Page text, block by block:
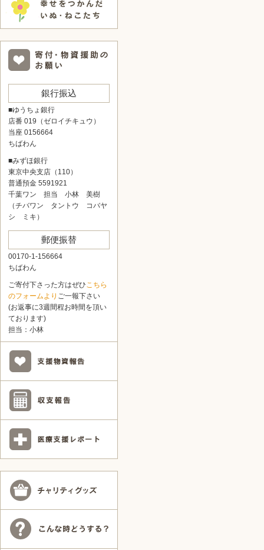
銀行振込
■ゆうちょ銀行
店番 019（ゼロイチキュウ）
当座 0156664
ちばわん
■みずほ銀行
東京中央支店（110）
普通預金 5591921
千葉ワン 担当 小林 美樹
（チバワン タントウ コバヤ
シ ミキ）
郵便振替
00170-1-156664
ちばわん
ご寄付下さった方はぜひこちら
のフォームより ご一報下さい
(お返事に3週間程お時間を頂い
ております)
担当：小林